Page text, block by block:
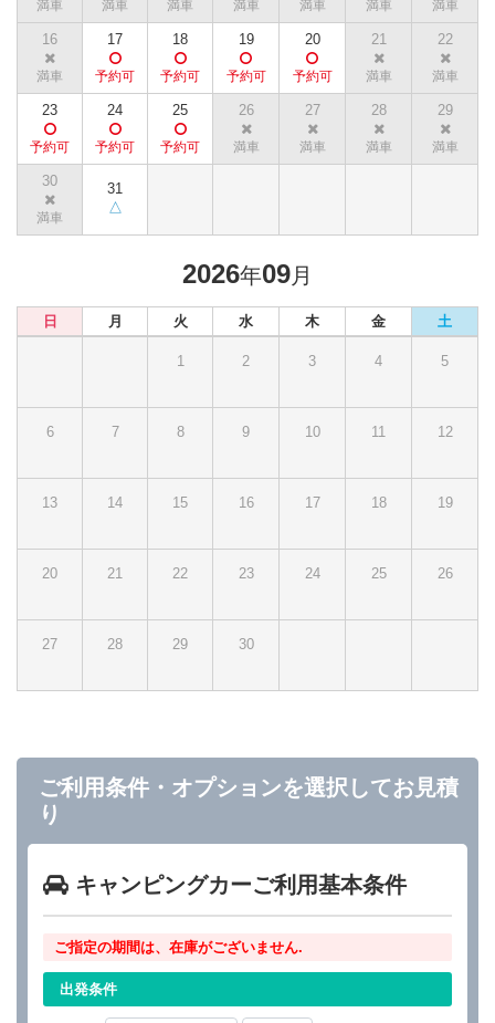
16 17 18 19 20 21 22
23 24 25 26 27 28 29
30 31
2026年09月
日 月 火 水 木 金 土
1 2 3 4 5
6 7 8 9 10 11 12
13 14 15 16 17 18 19
20 21 22 23 24 25 26
27 28 29 30
ご利用条件・オプションを選択してお見積
り
キャンピングカーご利用基本条件
ご指定の期間は、在庫がございません.
出発条件